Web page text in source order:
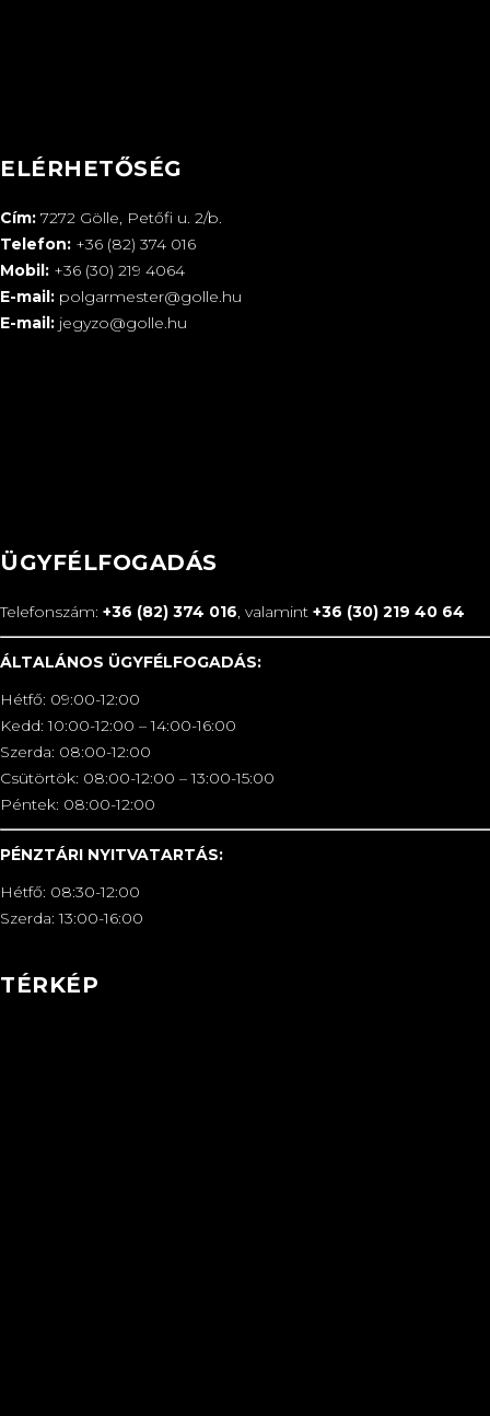
ELÉRHETŐSÉG
Cím: 7272 Gölle, Petőfi u. 2/b.
Telefon: +36 (82) 374 016
Mobil: +36 (30) 219 4064
E-mail: polgarmester@golle.hu
E-mail: jegyzo@golle.hu
ÜGYFÉLFOGADÁS
Telefonszám: +36 (82) 374 016, valamint +36 (30) 219 40 64
ÁLTALÁNOS ÜGYFÉLFOGADÁS:
Hétfő: 09:00-12:00
Kedd: 10:00-12:00 – 14:00-16:00
Szerda: 08:00-12:00
Csütörtök: 08:00-12:00 – 13:00-15:00
Péntek: 08:00-12:00
PÉNZTÁRI NYITVATARTÁS:
Hétfő: 08:30-12:00
Szerda: 13:00-16:00
TÉRKÉP